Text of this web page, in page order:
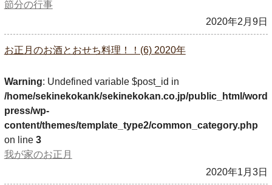
節分の行事
2020年2月9日
お正月のお酒とおせち料理！！(6) 2020年
Warning: Undefined variable $post_id in
/home/sekinekokank/sekinekokan.co.jp/public_html/word
press/wp-
content/themes/template_type2/common_category.php
on line 3
我が家のお正月
2020年1月3日